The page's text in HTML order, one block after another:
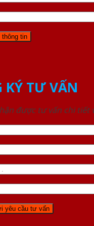
KÝ TƯ VẤN
được tư vấn chi tiết